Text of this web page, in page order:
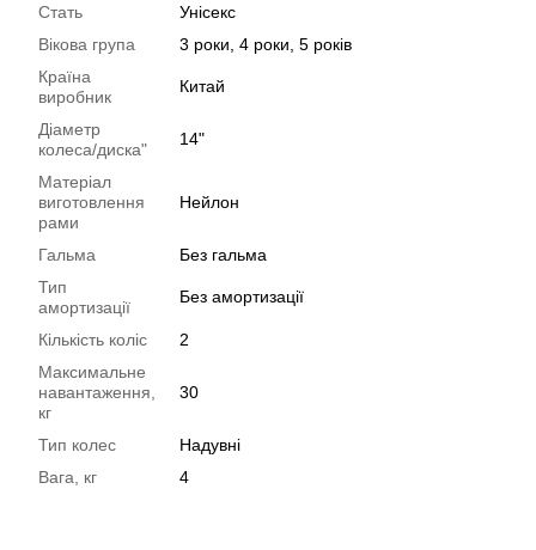
Стать
Унісекс
Вікова група
3 роки, 4 роки, 5 років
Країна
виробник
Китай
Діаметр
колеса/диска"
14"
Матеріал
виготовлення
рами
Нейлон
Гальма
Без гальма
Тип
амортизації
Без амортизації
Кількість коліс
2
Максимальне
навантаження,
кг
30
Тип колес
Надувні
Вага, кг
4